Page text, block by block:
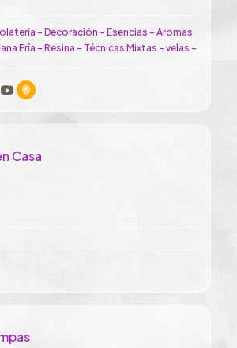
- Decoración - Esencias - Aromas
Fría - Resina - Técnicas Mixtas - velas -
Casa